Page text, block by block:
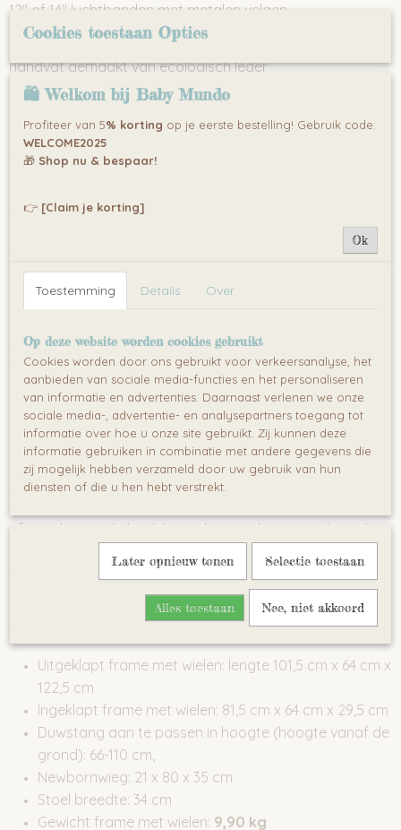
12″ of 14″ luchtbanden met metalen velgen
ruime boodschappenmand
in hoogte verstelbare handgreep
handvat gemaakt van ecologisch leder
het frame kan worden ingeklapt met de wielen
de wandelwagen inzet kan zowel naar voren als naar
achter gericht worden
met de adapters is het mogelijk om een autostoel op het
frame te plaatsen
Reiswieg:
wieg-functie die kan worden vergrendeld
een reiswieg kan worden ingeklapt voor vervoer
kap uitgerust met klein venster
een uitgebreide zonnescherm in kap
wordenom te wassen
verkrijgbaar met zwarte en witte bodem
Wandelwagen inzet
uitgerust met een eigen zonnekap en een cover voor de
benen van uw kind
verstelbare rugleuning
afneembare veiligheidsbeugel gemaakt van ecologische
zonnekap voorzien van een klein venster
een uitgebreide parasol in de kap
5-punts veiligheidsgordel
Uitgeklapt frame met wielen: lengte 101,5 cm x 64 cm x
122,5 cm
Ingeklapt frame met wielen: 81,5 cm x 64 cm x 29,5 cm
Duwstang aan te passen in hoogte (hoogte vanaf de
grond): 66-110 cm,
Newbornwieg: 21 x 80 x 35 cm
Stoel breedte: 34 cm
Gewicht frame met wielen: 9,90 kg
Cookies toestaan Opties
🛍 Welkom bij Baby Mundo
Profiteer van 5% korting op je eerste bestelling! Gebruik code:
WELCOME2025
🎁 Shop nu & bespaar!
👉 [Claim je korting]
Ok
Toestemming Details Over
Op deze website worden cookies gebruikt
Cookies worden door ons gebruikt voor verkeersanalyse, het
aanbieden van sociale media-functies en het personaliseren
van informatie en advertenties. Daarnaast verlenen we onze
sociale media-, advertentie- en analysepartners toegang tot
informatie over hoe u onze site gebruikt. Zij kunnen deze
informatie gebruiken in combinatie met andere gegevens die
zij mogelijk hebben verzameld door uw gebruik van hun
diensten of die u hen hebt verstrekt.
Later opnieuw tonen Selectie toestaan
Alles toestaan Nee, niet akkoord